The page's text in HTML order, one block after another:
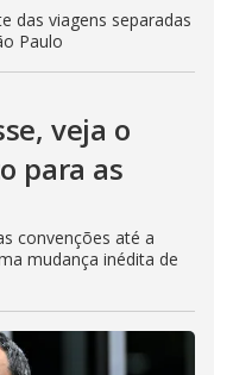
das viagens separadas
Paulo
veja o
para as
convenções até a
mudança inédita de